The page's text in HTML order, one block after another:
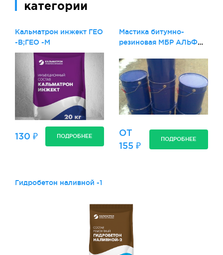
категории
Кальматрон инжект ГЕО
-В;ГЕО -М
130 ₽ ПОДРОБНЕЕ
Мастика битумно-
резиновая МБР АЛЬФА-
применения
ОТ
155 ₽
ПОДРОБНЕЕ
Гидробетон наливной -1